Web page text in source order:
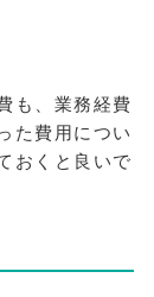
も、業務経費
た費用につい
おくと良いで